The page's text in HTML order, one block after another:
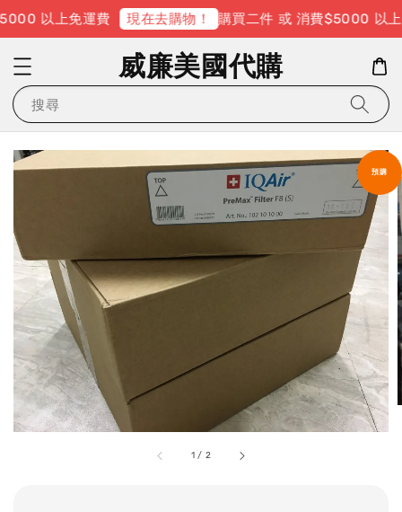
以上免運費 現在去購物！ 購買二件 或 消費$5000 以上
威廉美國代購
搜尋
1 / 2
預購